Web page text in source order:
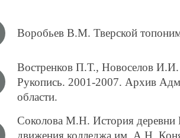
Воробьев В.М. Тверской
Востренков П.Т., Новоселов
Рукопись. 2001-2007. Архив
области.
Соколова М.Н. История деревни
движения колледжа им. А.Н.